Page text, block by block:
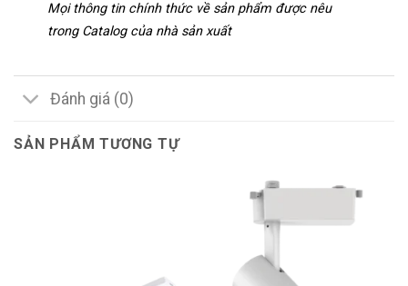
Mọi thông tin chính thức về sản phẩm được nêu
trong Catalog của nhà sản xuất
Đánh giá (0)
SẢN PHẨM TƯƠNG TỰ